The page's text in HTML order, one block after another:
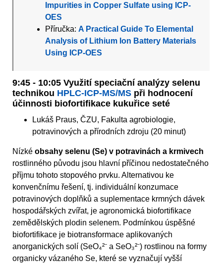
Impurities in Copper Sulfate using ICP-
OES
Příručka:A Practical Guide To Elemental
Analysis of Lithium Ion Battery Materials
Using ICP-OES
9:45 - 10:05 Využití speciační analýzy selenu
technikou HPLC-ICP-MS/MS při hodnocení
účinnosti biofortifikace kukuřice seté
Lukáš Praus, ČZU, Fakulta agrobiologie,
potravinových a přírodních zdroju (20 minut)
Nízké obsahy selenu (Se) v potravinách a krmivech
rostlinného původu jsou hlavní příčinou nedostatečného
příjmu tohoto stopového prvku. Alternativou ke
konvenčnímu řešení, tj. individuální konzumace
potravinových doplňků a suplementace krmných dávek
hospodářských zvířat, je agronomická biofortifikace
zemědělských plodin selenem. Podmínkou úspěšné
biofortifikace je biotransformace aplikovaných
anorganických solí (SeO₄²⁻ a SeO₃²⁻) rostlinou na formy
organicky vázaného Se, které se vyznačují vyšší